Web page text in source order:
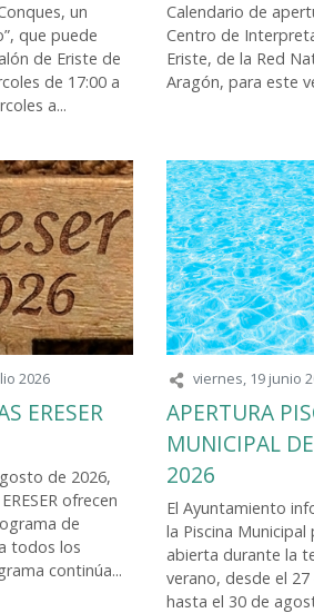
un
que puede
de Eriste de
de 17:00 a
a...
Calendario de
Centro de
Eriste, de la Red
Aragón, para este
2026
ERESER
de 2026,
ofrecen
de
todos los
continúa...
viernes, 19 junio
APERTURA
MUNICIPAL
2026
El Ayuntamiento
la Piscina Municipal
abierta durante la
verano, desde el
hasta el 30 de